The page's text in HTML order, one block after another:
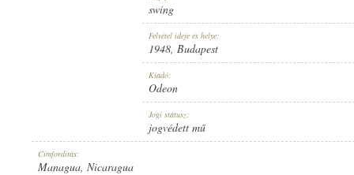
swing
Felvétel ideje és helye:
1948, Budapest
Kiadó:
Odeon
Jogi státusz:
jogvédett mű
Címfordítás:
Managua, Nicaragua